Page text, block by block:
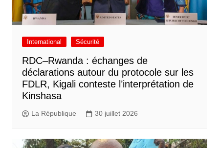
International Sécurité
RDC–Rwanda : échanges de
déclarations autour du protocole sur les
FDLR, Kigali conteste l’interprétation de
Kinshasa
La République 30 juillet 2026